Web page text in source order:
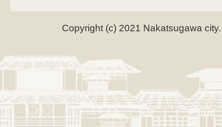
Copyright (c) 2021 Nakatsugawa